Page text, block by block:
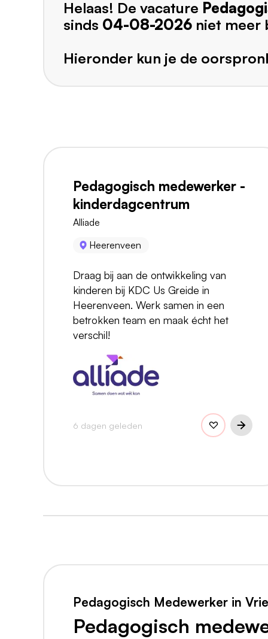
Helaas! De vacature
sinds 04-08-2026 niet meer
Hieronder kun je de
Pedagogisch medewerker -
kinderdagcentrum
Alliade
Heerenveen
Draag bij aan de ontwikkeling van
kinderen bij KDC Us Greide in
Heerenveen. Werk samen in een
betrokken team en maak écht het
verschil!
6 dagen geleden
Pedagogisch Medewerker in
Pedagogisch